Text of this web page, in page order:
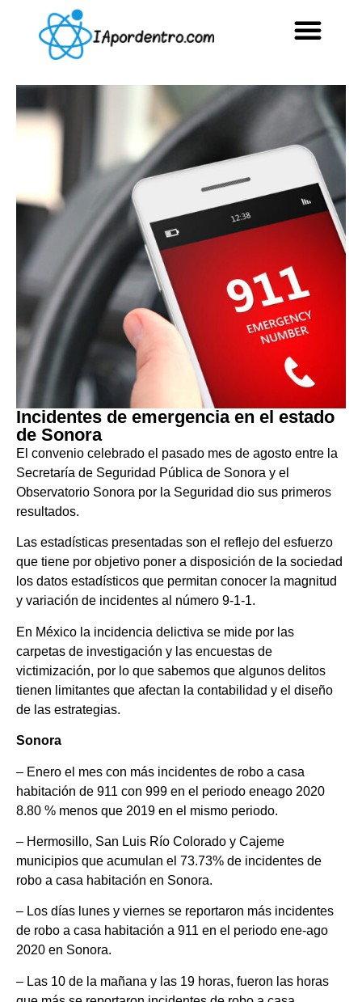
Incidentes de emergencia en el estado
de Sonora
El convenio celebrado el pasado mes de agosto entre la
Secretaría de Seguridad Pública de Sonora y el
Observatorio Sonora por la Seguridad dio sus primeros
resultados.
Las estadísticas presentadas son el reflejo del esfuerzo
que tiene por objetivo poner a disposición de la sociedad
los datos estadísticos que permitan conocer la magnitud
y variación de incidentes al número 9-1-1.
En México la incidencia delictiva se mide por las
carpetas de investigación y las encuestas de
victimización, por lo que sabemos que algunos delitos
tienen limitantes que afectan la contabilidad y el diseño
de las estrategias.
Sonora
– Enero el mes con más incidentes de robo a casa
habitación de 911 con 999 en el periodo eneago 2020
8.80 % menos que 2019 en el mismo periodo.
– Hermosillo, San Luis Río Colorado y Cajeme
municipios que acumulan el 73.73% de incidentes de
robo a casa habitación en Sonora.
– Los días lunes y viernes se reportaron más incidentes
de robo a casa habitación a 911 en el periodo ene-ago
2020 en Sonora.
– Las 10 de la mañana y las 19 horas, fueron las horas